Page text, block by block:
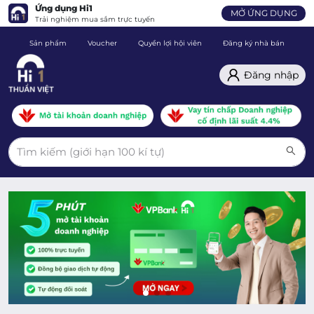
Ứng dụng Hi1
Trải nghiệm mua sắm trực tuyến
MỞ ỨNG DỤNG
Sản phẩm Voucher Quyền lợi hội viên Đăng ký nhà bán
Đăng nhập